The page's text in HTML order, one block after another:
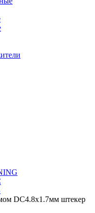
DC4.8x1.7мм штекер